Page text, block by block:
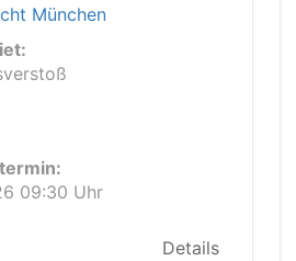
München
09:30 Uhr
Details